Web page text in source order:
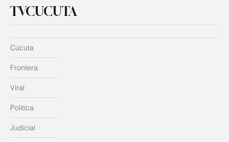
TVCUCUTA
Judicial
Cúcuta
Frontera
Viral
Política